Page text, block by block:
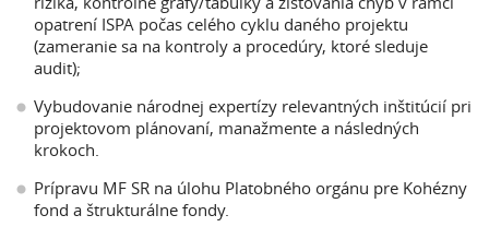
opatrení ISPA počas celého cyklu daného projektu
(zameranie sa na kontroly a procedúry, ktoré sleduje
audit);
Vybudovanie národnej expertízy relevantných inštitúcií pri
projektovom plánovaní, manažmente a následných
krokoch.
Prípravu MF SR na úlohu Platobného orgánu pre Kohézny
fond a štrukturálne fondy.